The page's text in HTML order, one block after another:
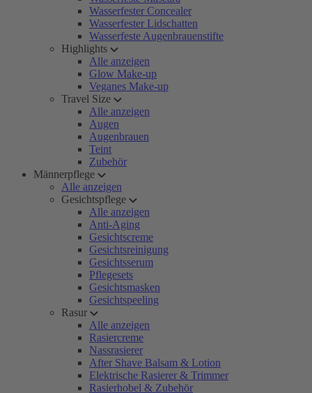
Wasserfester Concealer
Wasserfester Lidschatten
Wasserfeste Augenbrauenstifte
Highlights
Alle anzeigen
Glow Make-up
Veganes Make-up
Travel Size
Alle anzeigen
Augen
Augenbrauen
Teint
Zubehör
Männerpflege
Alle anzeigen
Gesichtspflege
Alle anzeigen
Anti-Aging
Gesichtscreme
Gesichtsreinigung
Gesichtsserum
Pflegesets
Gesichtsmasken
Gesichtspeeling
Rasur
Alle anzeigen
Rasiercreme
Nassrasierer
After Shave Balsam & Lotion
Elektrische Rasierer & Trimmer
Rasierhobel & Zubehör